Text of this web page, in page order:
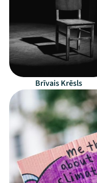
Viņi
Brīvais Krēsls